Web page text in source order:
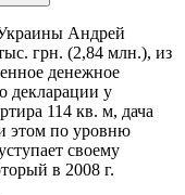
Андрей
грн. (2,84 млн.), из
денежное
декларации у
114 кв. м, дача
этом по уровню
своему
в 2008 г.